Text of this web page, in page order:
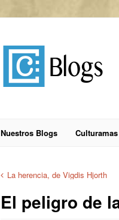
Nuestros Blogs Culturamas
La herencia, de Vigdis Hjorth
El peligro de